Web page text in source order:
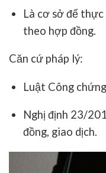
Là cơ sở để thực
theo hợp đồng.
Căn cứ pháp lý:
Luật Công
Nghị định 23/
đồng, giao dịch.